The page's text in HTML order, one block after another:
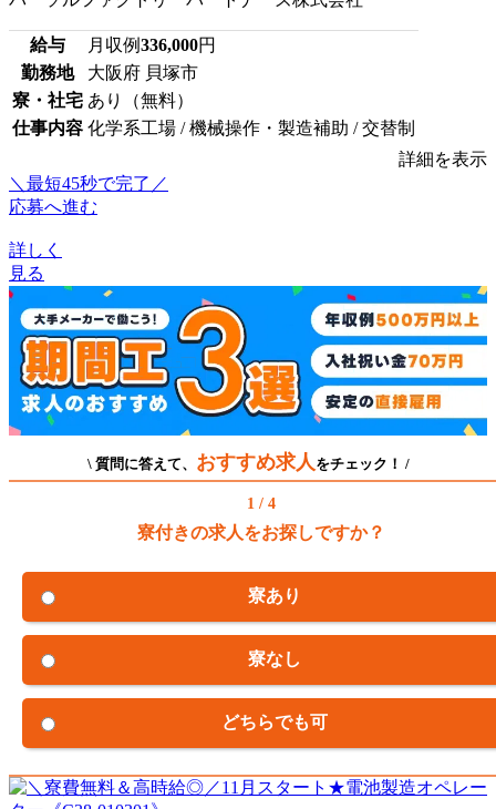
給与 月収例336,000円
勤務地
大阪府 貝塚市
寮・社宅 あり（無料）
仕事内容 化学系工場 / 機械操作・製造補助 / 交替制
詳細を表示
＼最短45秒で完了／
応募へ進む
詳しく
見る
\ 質問に答えて、 おすすめ求人 をチェック！ /
1 / 4
寮付きの求人をお探しですか？
寮あり
寮なし
どちらでも可